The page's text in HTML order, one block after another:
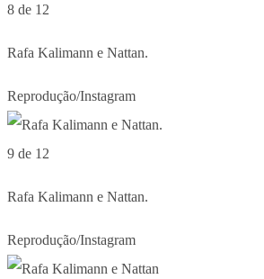
8 de 12
Rafa Kalimann e Nattan.
Reprodução/Instagram
9 de 12
Rafa Kalimann e Nattan.
Reprodução/Instagram